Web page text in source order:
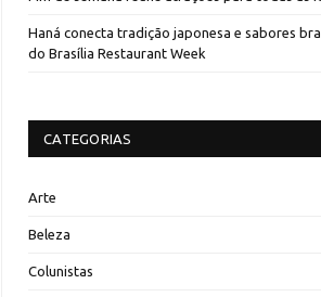
Haná conecta tradição japonesa e sabores
do Brasília Restaurant Week
CATEGORIAS
Arte
Beleza
Colunistas